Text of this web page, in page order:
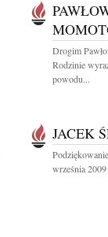
Drogim
Rodzinie
powodu...
JACEK
września